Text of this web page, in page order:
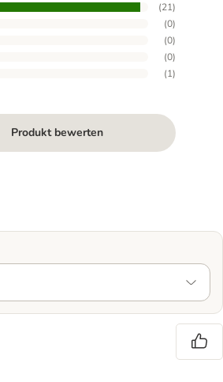
(21)
(0)
(0)
(0)
(1)
Produkt bewerten